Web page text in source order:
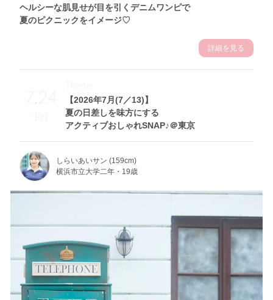
ヘルシーな肌見せが目を引くデニムワンピで
夏のピクニックをイメージ♡
詳細を見る
7.24
Fri
【2026年7月(7／13)】
夏の日差しを味方にする
アクティブおしゃれSNAP♪＠東京
Theme
しらいあいサン (159cm)
横浜市立大学二年・19歳